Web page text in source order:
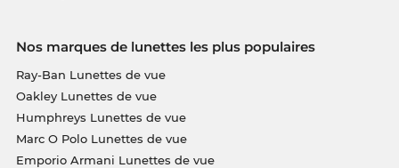
Nos marques de lunettes les plus populaires
Ray-Ban Lunettes de vue
Oakley Lunettes de vue
Humphreys Lunettes de vue
Marc O Polo Lunettes de vue
Emporio Armani Lunettes de vue